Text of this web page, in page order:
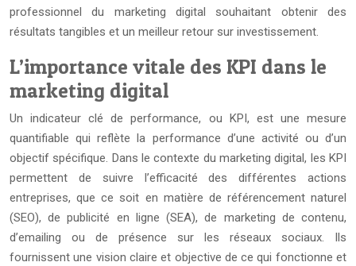
professionnel du marketing digital souhaitant obtenir des
résultats tangibles et un meilleur retour sur investissement.
L’importance vitale des KPI dans le
marketing digital
Un indicateur clé de performance, ou KPI, est une mesure
quantifiable qui reflète la performance d’une activité ou d’un
objectif spécifique. Dans le contexte du marketing digital, les KPI
permettent de suivre l’efficacité des différentes actions
entreprises, que ce soit en matière de référencement naturel
(SEO), de publicité en ligne (SEA), de marketing de contenu,
d’emailing ou de présence sur les réseaux sociaux. Ils
fournissent une vision claire et objective de ce qui fonctionne et